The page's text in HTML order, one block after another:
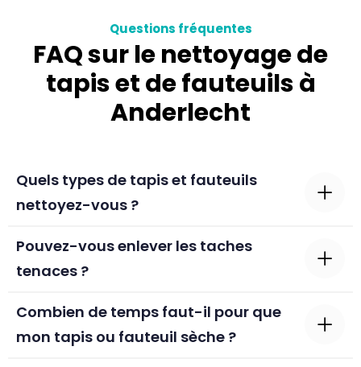
Questions fréquentes
FAQ sur le nettoyage de
tapis et de fauteuils à
Anderlecht
Quels types de tapis et fauteuils
nettoyez-vous ?
Pouvez-vous enlever les taches
tenaces ?
Combien de temps faut-il pour que
mon tapis ou fauteuil sèche ?